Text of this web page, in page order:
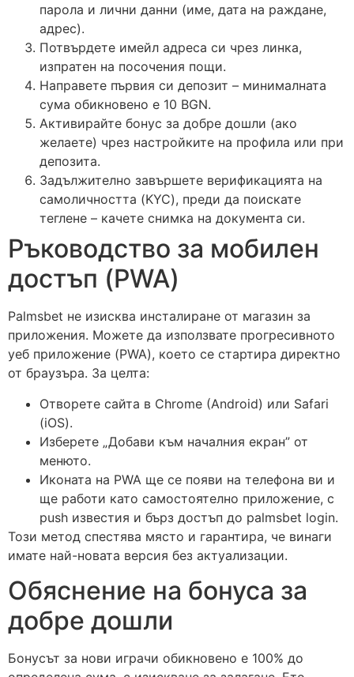
парола и лични данни (име, дата на раждане,
адрес).
Потвърдете имейл адреса си чрез линка,
изпратен на посочения пощи.
Направете първия си депозит – минималната
сума обикновено е 10 BGN.
Активирайте бонус за добре дошли (ако
желаете) чрез настройките на профила или при
депозита.
Задължително завършете верификацията на
самоличността (KYC), преди да поискате
теглене – качете снимка на документа си.
Ръководство за мобилен
достъп (PWA)
Palmsbet не изисква инсталиране от магазин за
приложения. Можете да използвате прогресивното
уеб приложение (PWA), което се стартира директно
от браузъра. За целта:
Отворете сайта в Chrome (Android) или Safari
(iOS).
Изберете „Добави към началния екран” от
менюто.
Иконата на PWA ще се появи на телефона ви и
ще работи като самостоятелно приложение, с
push известия и бърз достъп до palmsbet login.
Този метод спестява място и гарантира, че винаги
имате най-новата версия без актуализации.
Обяснение на бонуса за
добре дошли
Бонусът за нови играчи обикновено е 100% до